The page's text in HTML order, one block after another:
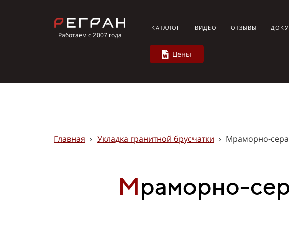
Работаем с 2007 года
КАТАЛОГ ВИДЕО ОТЗЫВЫ
Цены
Главная › Укладка гранитной брусчатки › Мраморно-
Мраморно-